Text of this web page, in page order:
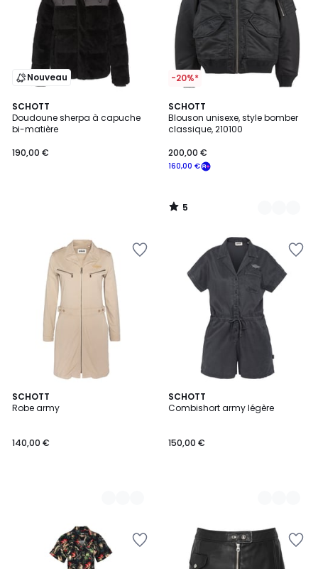
Nouveau
SCHOTT
Doudoune sherpa à capuche
bi-matière
190,00 €
-20%*
SCHOTT
Blouson unisexe, style bomber
classique, 210100
160,00 €
200,00 €
5
/
5
3
Couleurs
5
/
SCHOTT
Robe army
140,00 €
3
Couleurs
SCHOTT
Combishort army légère
150,00 €
2
Couleurs